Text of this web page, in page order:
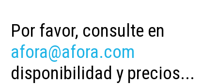
Por favor, consulte en
afora@afora.com
disponibilidad y precios...